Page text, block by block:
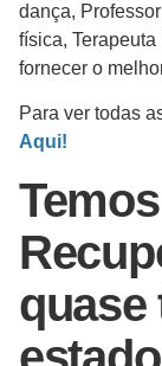
dança,
física,
fornecer o
Para ver todas
Aqui!
quase